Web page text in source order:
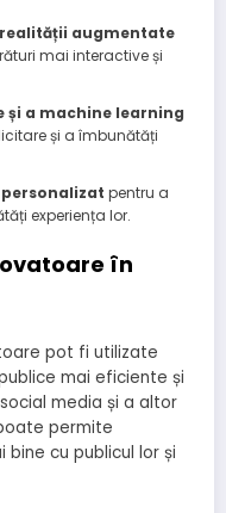
augmentate
mai interactive și
a machine learning
și a îmbunătăți
pentru a
experiența lor.
în
pot fi utilizate
mai eficiente și
media și a altor
permite
cu publicul lor și